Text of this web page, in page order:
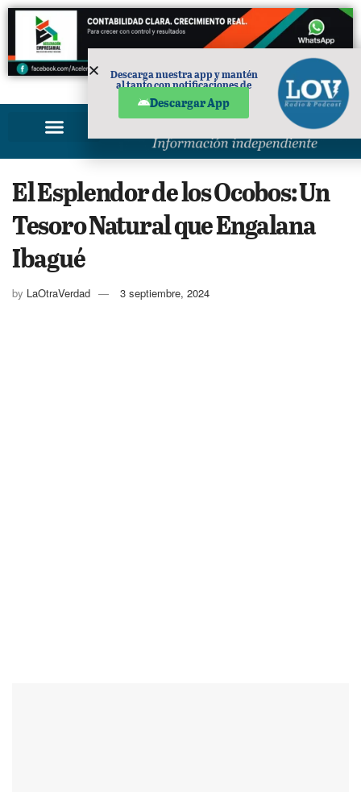
PUBLICIDAD
El Esplendor de los Ocobos: Un
Tesoro Natural que Engalana
Ibagué
by LaOtraVerdad 3 septiembre, 2024
Descarga nuestra app y mantén
al tanto con notificaciones de
Descargar App